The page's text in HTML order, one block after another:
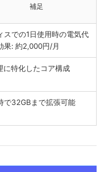
補足
スでの1日使用時の電気代
果: 約2,000円/月
に特化したコア構成
で32GBまで拡張可能